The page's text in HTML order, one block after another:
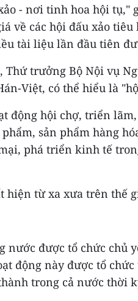
- nơi tinh hoa hội tụ,"
về các hội đấu xảo tiêu
tài liệu lần đầu tiên
Thứ trưởng Bộ Nội vụ
Việt, có thể hiểu là
động hội chợ, triển
sản phẩm hàng
phá triển kinh tế
hiện từ xa xưa trên
nước được tổ chức chủ
động này được tổ
trong cả nước thời